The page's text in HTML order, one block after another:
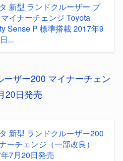
新型 ランドクルーザー プ
イナーチェンジ Toyota
Sense P 標準搭載 2017年9
...
ーザー200 マイナーチェン
20日発売
新型 ランドクルーザー200
ーチェンジ（一部改良）
7月20日発売